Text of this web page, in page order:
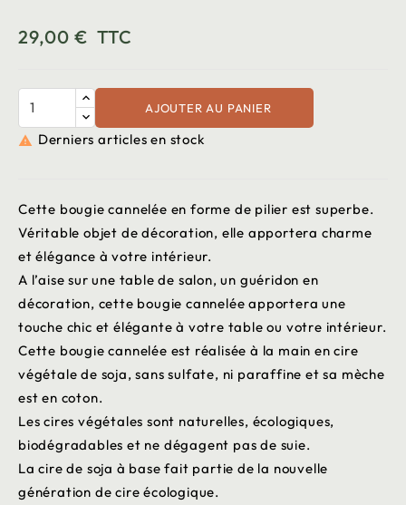
29,00 € TTC
AJOUTER AU PANIER
 Derniers articles en stock
Cette bougie cannelée en forme de pilier est superbe.
Véritable objet de décoration, elle apportera charme
et élégance à votre intérieur.
A l’aise sur une table de salon, un guéridon en
décoration, cette bougie cannelée apportera une
touche chic et élégante à votre table ou votre intérieur.
Cette bougie cannelée est réalisée à la main en cire
végétale de soja, sans sulfate, ni paraffine et sa mèche
est en coton.
Les cires végétales sont naturelles, écologiques,
biodégradables et ne dégagent pas de suie.
La cire de soja à base fait partie de la nouvelle
génération de cire écologique.